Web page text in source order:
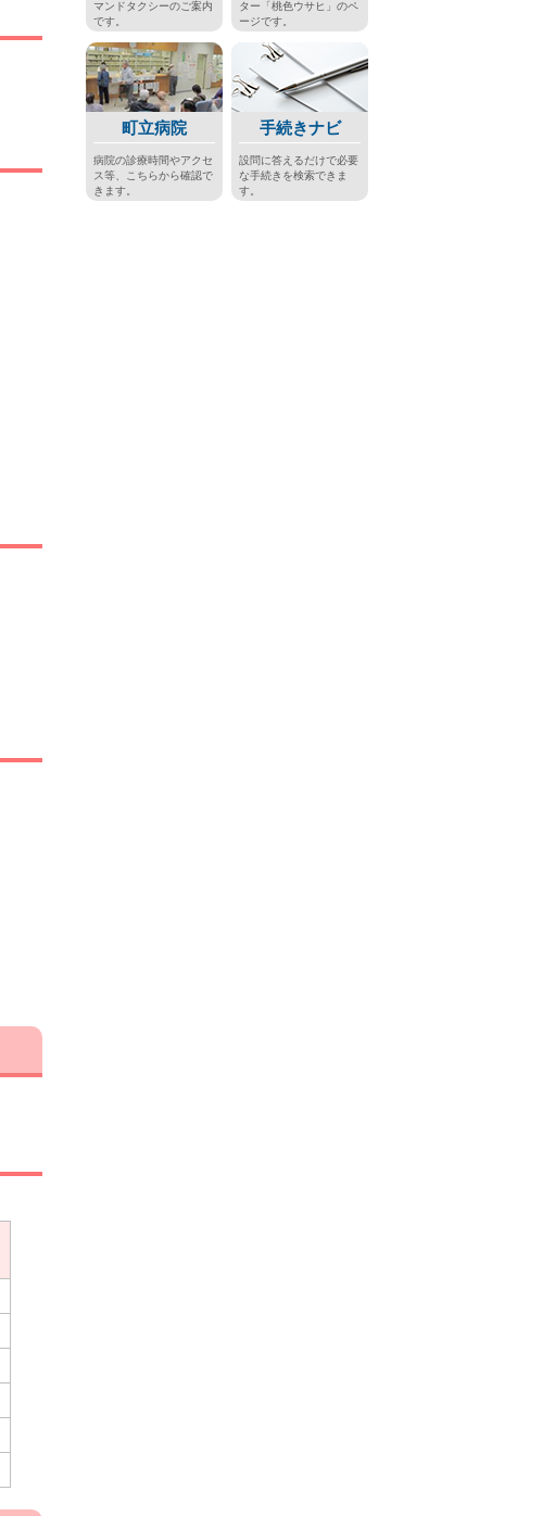
マンドタクシーのご案内
です。
ター「桃色ウサヒ」のペ
ージです。
町立病院
病院の診療時間やアクセ
ス等、こちらから確認で
きます。
手続きナビ
設問に答えるだけで必要
な手続きを検索できま
す。